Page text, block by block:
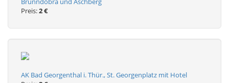
Preis:2 €
AK Bad Georgenthal i. Thür., St. Georgenplatz mit Hotel